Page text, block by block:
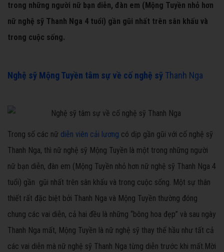
trong những người nữ bạn diễn, đàn em (Mộng Tuyền nhỏ hơn
nữ nghệ sỹ Thanh Nga 4 tuổi) gần gũi nhất trên sân khấu và
trong cuộc sống.
Nghệ sỹ Mộng Tuyền tâm sự về cố nghệ sỹ Thanh Nga
Trong số các nữ diễn viên cải lương có dịp gần gũi với cố nghệ sỹ
Thanh Nga, thì nữ nghệ sỹ Mộng Tuyền là một trong những người
nữ bạn diễn, đàn em (Mộng Tuyền nhỏ hơn nữ nghệ sỹ Thanh Nga 4
tuổi) gần gũi nhất trên sân khấu và trong cuộc sống. Một sự thân
thiết rất đặc biệt bởi Thanh Nga và Mộng Tuyền thường đóng
chung các vai diễn, cả hai đều là những “bông hoa đẹp” và sau ngày
Thanh Nga mất, Mộng Tuyền là nữ nghệ sỹ thay thế hầu như tất cả
các vai diễn mà nữ nghệ sỹ Thanh Nga từng diễn trước khi mất.Mời